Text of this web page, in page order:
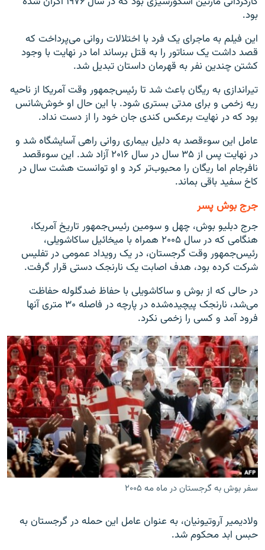
بود.
این فیلم به ماجرای یک فرد با اختلالات روانی می‌پرداخت که
قصد داشت یک سناتور را به قتل برساند اما در نهایت با وجود
کشتن چندین نفر به قهرمان داستان تبدیل شد.
تیراندازی به ریگان باعث شد تا رئیس‌جمهور وقت آمریکا از ناحیه
ریه زخمی و برای مدتی بستری شود. با این حال او خوش‌شانس
بود که در نهایت برعکس کندی جان خود را از دست نداد.
عامل این سوءقصد به دلیل بیماری روانی راهی آسایشگاه شد و
در نهایت پس از ۳۵ سال در سال ۲۰۱۶ آزاد شد. این سوءقصد
نافرجام اما ریگان را محبوب‌تر کرد و او توانست هشت سال در
کاخ سفید باقی بماند.
جرج بوش پسر
جرج دبلیو بوش، چهل و سومین رئیس‌جمهور تاریخ آمریکا،
هنگامی که در سال ۲۰۰۵ همراه با میخائیل ساکاشویلی،
رئیس‌جمهور وقت گرجستان، در یک رویداد عمومی در تفلیس
شرکت کرده بود، هدف اصابت یک نارنجک دستی قرار گرفت.
در حالی که از بوش و ساکاشویلی با حفاظ ضدگلوله حفاظت
می‌شد، نارنجک پیچیده‌شده در پارچه در فاصله ۳۰ متری آنها
فرود آمد و کسی را زخمی نکرد.
سفر بوش به گرجستان در ماه مه ۲۰۰۵
ولادیمیر آروتیونیان، به عنوان عامل این حمله در گرجستان به
حبس ابد محکوم شد.